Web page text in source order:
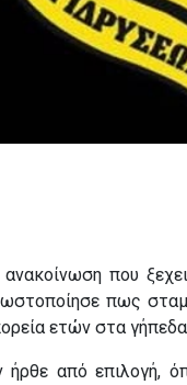
που
πως
ετών στα
από επιλογή,